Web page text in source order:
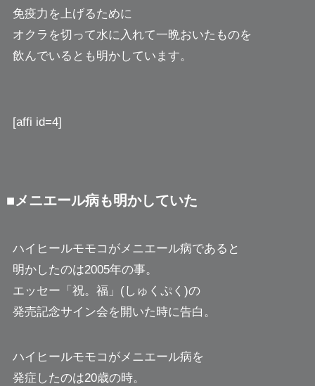
免疫力を上げるために
オクラを切って水に入れて一晩おいたものを
飲んでいるとも明かしています。
[affi id=4]
■メニエール病も明かしていた
ハイヒールモモコがメニエール病であると
明かしたのは2005年の事。
エッセー「祝。福」(しゅくぷく)の
発売記念サイン会を開いた時に告白。
ハイヒールモモコがメニエール病を
発症したのは20歳の時。